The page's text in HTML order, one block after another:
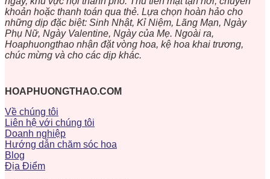
khoản hoặc thanh toán qua thẻ. Lựa chọn hoàn hảo cho
những dịp đặc biệt: Sinh Nhật, Kỉ Niệm, Lãng Mạn, Ngày
Phụ Nữ, Ngày Valentine, Ngày của Mẹ. Ngoài ra,
Hoaphuongthao nhận đặt vòng hoa, kệ hoa khai trương,
chúc mừng và cho các dịp khác.
HOAPHUONGTHAO.COM
Về chúng tôi
Liên hệ với chúng tôi
Doanh nghiệp
Hướng dẫn chăm sóc hoa
Blog
Địa Điểm